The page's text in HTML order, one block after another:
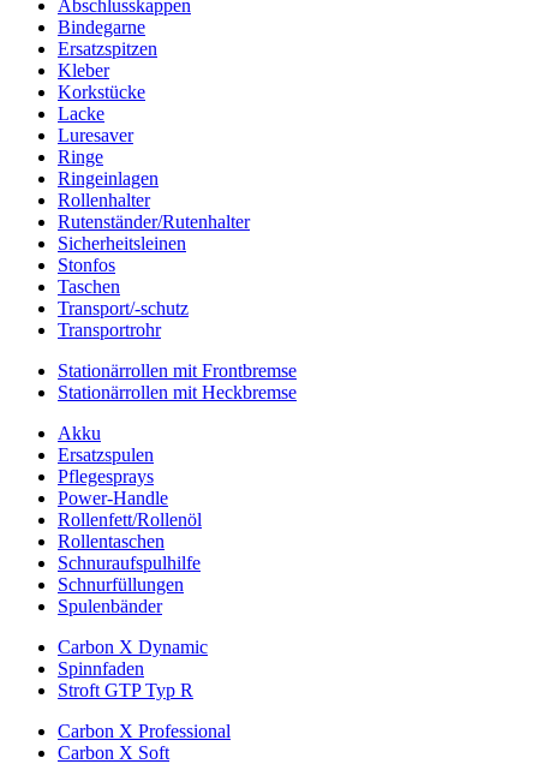
Abschlusskappen
Bindegarne
Ersatzspitzen
Kleber
Korkstücke
Lacke
Luresaver
Ringe
Ringeinlagen
Rollenhalter
Rutenständer/Rutenhalter
Sicherheitsleinen
Stonfos
Taschen
Transport/-schutz
Transportrohr
Stationärrollen mit Frontbremse
Stationärrollen mit Heckbremse
Akku
Ersatzspulen
Pflegesprays
Power-Handle
Rollenfett/Rollenöl
Rollentaschen
Schnuraufspulhilfe
Schnurfüllungen
Spulenbänder
Carbon X Dynamic
Spinnfaden
Stroft GTP Typ R
Carbon X Professional
Carbon X Soft